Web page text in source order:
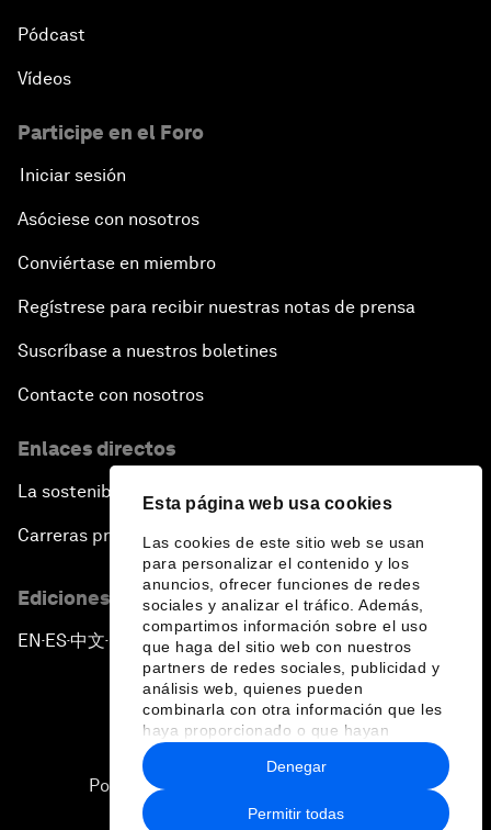
Esta página web usa cookies
Las cookies de este sitio web se usan
para personalizar el contenido y los
anuncios, ofrecer funciones de redes
sociales y analizar el tráfico. Además,
compartimos información sobre el uso
que haga del sitio web con nuestros
partners de redes sociales, publicidad y
análisis web, quienes pueden
combinarla con otra información que les
haya proporcionado o que hayan
recopilado a partir del uso que haya
hecho de sus servicios.
Permitir todas
Denegar
Pódcast
Vídeos
Participe en el Foro
Iniciar sesión
Asóciese con nosotros
Conviértase en miembro
Regístrese para recibir nuestras notas de prensa
Suscríbase a nuestros boletines
Contacte con nosotros
Enlaces directos
La sostenibilidad en el Foro
Carreras profesionales
Ediciones en otros idiomas
EN ▪ES▪中文▪ 日本語
Política de privacidad y normas de uso